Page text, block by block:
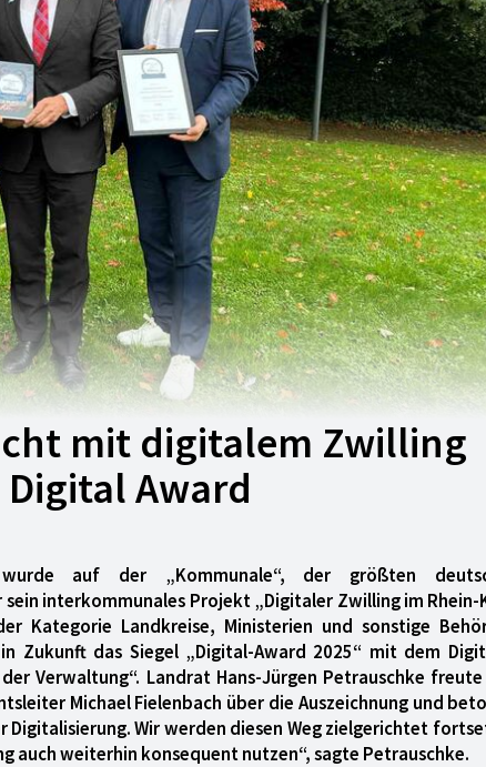
mit digitalem Zwilling
Award
auf der „Kommunale“, der größten
interkommunales Projekt „Digitaler Zwilling im Rhein-
Kategorie Landkreise, Ministerien und sonstige
Zukunft das Siegel „Digital-Award 2025“ mit dem
Verwaltung“. Landrat Hans-Jürgen Petrauschke freute
Michael Fielenbach über die Auszeichnung und
Digitalisierung. Wir werden diesen Weg zielgerichtet
auch weiterhin konsequent nutzen“, sagte Petrauschke.